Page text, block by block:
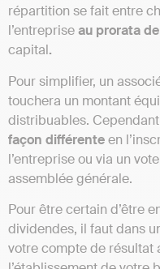
répartition se fait entre
l’entrepriseau prorata
capital.
Pour simplifier, un
touchera un montant
distribuables.
façon différenteen
l’entreprise ou via un
assemblée générale.
Pour être certain d’être
dividendes, il faut dans
votre compte de résultat